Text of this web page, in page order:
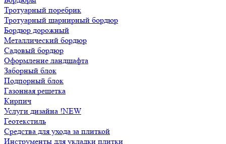
Тротуарный поребрик
Тротуарный шарнирный бордюр
Бордюр дорожный
Металлический бордюр
Садовый бордюр
Оформление ландшафта
Заборный блок
Подпорный блок
Газонная решетка
Кирпич
Услуги дизайна !NEW
Геотекстиль
Средства для ухода за плиткой
Инструменты для укладки плитки